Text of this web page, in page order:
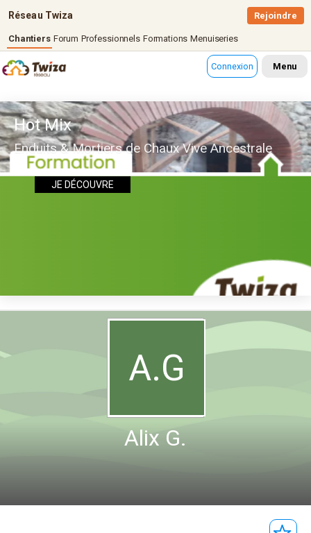
Réseau Twiza
Chantiers Forum Professionnels Formations Menuiseries
Rejoindre
Connexion Menu
Hot Mix
Enduits & Mortiers de Chaux Vive Ancestrale
JE DÉCOUVRE
A.G
Alix G.